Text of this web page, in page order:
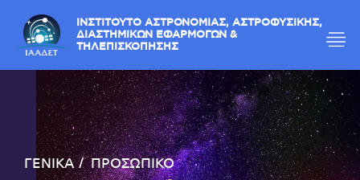
ΙΝΣΤΙΤΟΥΤΟ ΑΣΤΡΟΝΟΜΙΑΣ, ΑΣΤΡΟΦΥΣΙΚΗΣ,
ΔΙΑΣΤΗΜΙΚΩΝ ΕΦΑΡΜΟΓΩΝ &
ΤΗΛΕΠΙΣΚΟΠΗΣΗΣ
ΓΕΝΙΚΑ ΠΡΟΣΩΠΙΚΟ